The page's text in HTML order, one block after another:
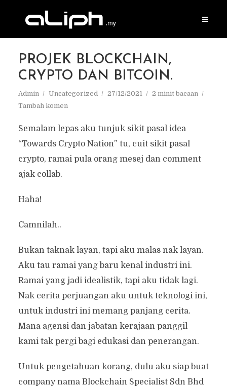
PROJEK BLOCKCHAIN,
CRYPTO DAN BITCOIN.
Admin Uncategorized 27/12/2021
2 minit bacaan
Tambah komen
Semalam lepas aku tunjuk sikit pasal idea
“Towards Crypto Nation” tu, cuit sikit pasal
crypto, ramai pula orang mesej dan comment
ajak collab.
Haha!
Camnilah..
Bukan taknak layan, tapi aku malas nak layan.
Aku tau ramai yang baru kenal industri ini.
Ramai yang jadi idealistik, tapi aku tidak lagi.
Nak cerita perjuangan aku untuk teknologi ini,
untuk industri ini memang panjang cerita.
Mana agensi dan jabatan kerajaan panggil
kami tak pergi bagi edukasi dan penerangan.
Untuk pengetahuan korang, dulu aku siap buat
company nama Blockchain Specialist Sdn Bhd